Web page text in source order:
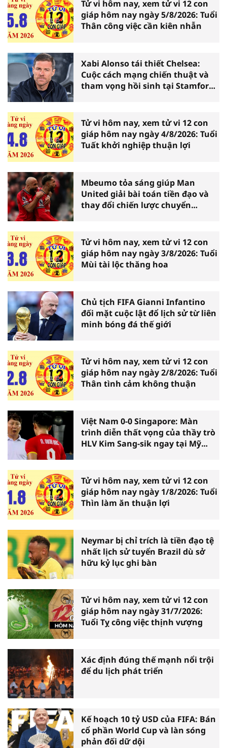
Tử vi hôm nay, xem tử vi 12 con
giáp hôm nay ngày 5/8/2026: Tuổi
Thân công việc cần kiên nhẫn
Xabi Alonso tái thiết Chelsea:
Cuộc cách mạng chiến thuật và
tham vọng hồi sinh tại Stamford
Tử vi hôm nay, xem tử vi 12 con
giáp hôm nay ngày 4/8/2026: Tuổi
Tuất khởi nghiệp thuận lợi
Mbeumo tỏa sáng giúp Man
United giải bài toán tiền đạo và
thay đổi chiến lược chuyển
Tử vi hôm nay, xem tử vi 12 con
giáp hôm nay ngày 3/8/2026: Tuổi
Mùi tài lộc thăng hoa
Chủ tịch FIFA Gianni Infantino
đối mặt cuộc lật đổ lịch sử từ liên
minh bóng đá thế giới
Tử vi hôm nay, xem tử vi 12 con
giáp hôm nay ngày 2/8/2026: Tuổi
Thân tình cảm không thuận
Việt Nam 0-0 Singapore: Màn
trình diễn thất vọng của thầy trò
HLV Kim Sang-sik ngay tại Mỹ
Tử vi hôm nay, xem tử vi 12 con
giáp hôm nay ngày 1/8/2026: Tuổi
Thìn làm ăn thuận lợi
Neymar bị chỉ trích là tiền đạo tệ
nhất lịch sử tuyển Brazil dù sở
hữu kỷ lục ghi bàn
Tử vi hôm nay, xem tử vi 12 con
giáp hôm nay ngày 31/7/2026:
Tuổi Tỵ công việc thịnh vượng
Xác định đúng thế mạnh nổi trội
để du lịch phát triển
Kế hoạch 10 tỷ USD của FIFA: Bán
cổ phần World Cup và làn sóng
phản đối dữ dội